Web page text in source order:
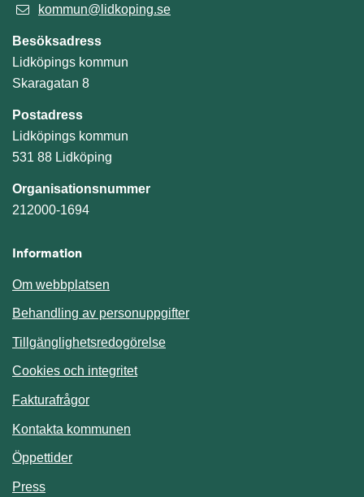
kommun@lidkoping.se
Besöksadress
Lidköpings kommun
Skaragatan 8
Postadress
Lidköpings kommun
531 88 Lidköping
Organisationsnummer
212000-1694
Information
Om webbplatsen
Behandling av personuppgifter
Tillgänglighetsredogörelse
Cookies och integritet
Fakturafrågor
Kontakta kommunen
Öppettider
Press